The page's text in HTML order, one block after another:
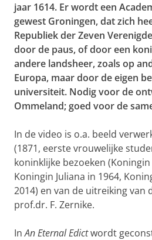
jaar 1614. Er wordt een
gewest Groningen, dat zich
Republiek der Zeven
door de paus, of door een
andere landsheer, zoals op
Europa, maar door de eigen
universiteit. Nodig voor de
Ommeland; goed voor de
In de video is o.a. beeld
(1871, eerste vrouwelijke
koninklijke bezoeken
Koningin Juliana in 1964,
2014) en van de uitreiking van
prof.dr. F. Zernike.
InAn Eternal Edictwordt